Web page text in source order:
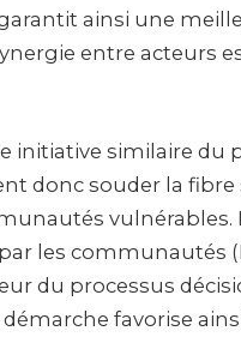
ainsi une
entre acteurs
initiative similaire du
donc souder la
les communautés
du processus
favorise